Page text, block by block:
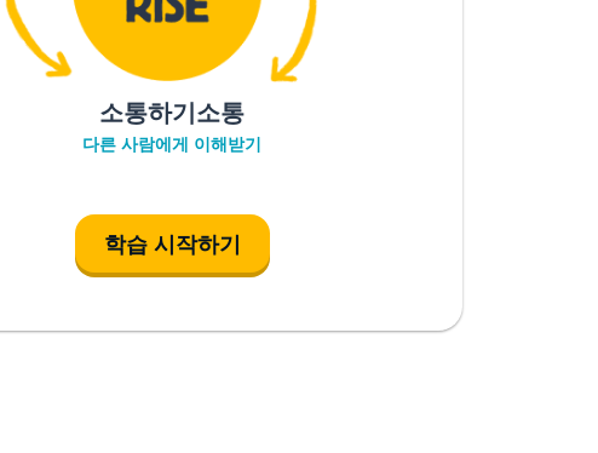
소통하기소통
다른 사람에게 이해받기
학습 시작하기